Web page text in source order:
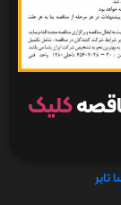
کلیک
تایر